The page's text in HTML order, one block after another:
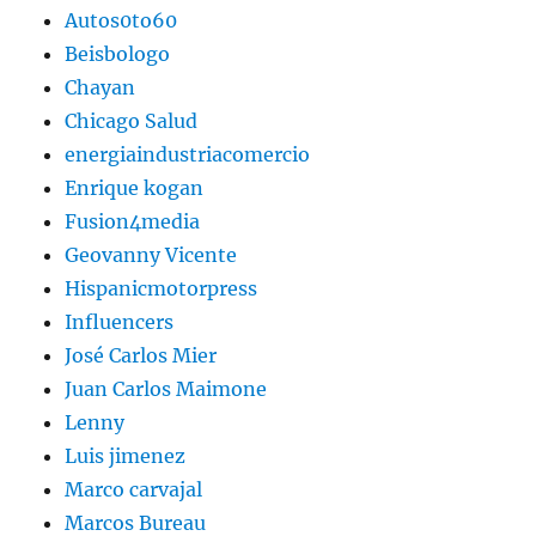
Autos0to60
Beisbologo
Chayan
Chicago Salud
energiaindustriacomercio
Enrique kogan
Fusion4media
Geovanny Vicente
Hispanicmotorpress
Influencers
José Carlos Mier
Juan Carlos Maimone
Lenny
Luis jimenez
Marco carvajal
Marcos Bureau